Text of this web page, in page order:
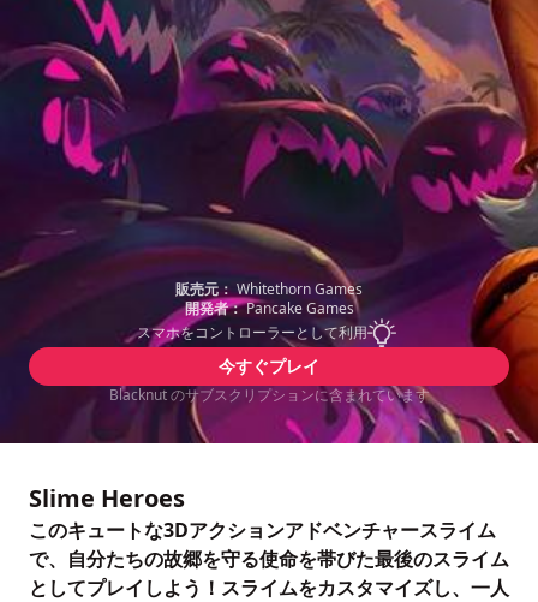
販売元：Whitethorn Games
開発者：Pancake Games
スマホをコントローラーとして利用
今すぐプレイ
Blacknut のサブスクリプションに含まれています
Slime Heroes
このキュートな3Dアクションアドベンチャースライム
で、自分たちの故郷を守る使命を帯びた最後のスライム
としてプレイしよう！スライムをカスタマイズし、一人